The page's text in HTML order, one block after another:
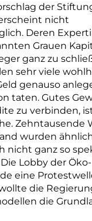
der
nicht
Deren
Grauen
ganz zu
sehr viele
genauso
taten. Gutes
zu verbinden,
Zehntausende
wurden
nicht ganz so
Lobby der
eine
die
die